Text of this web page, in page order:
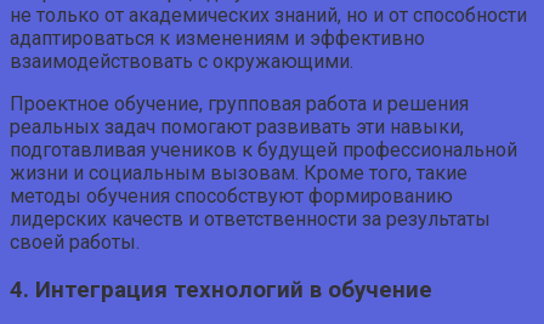
не только от академических знаний, но и от способности
адаптироваться к изменениям и эффективно
взаимодействовать с окружающими.
Проектное обучение, групповая работа и решения
реальных задач помогают развивать эти навыки,
подготавливая учеников к будущей профессиональной
жизни и социальным вызовам. Кроме того, такие
методы обучения способствуют формированию
лидерских качеств и ответственности за результаты
своей работы.
4. Интеграция технологий в обучение